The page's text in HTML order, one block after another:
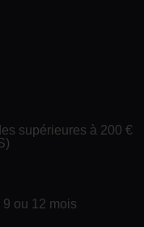
supérieures à 200 €
ou 12 mois